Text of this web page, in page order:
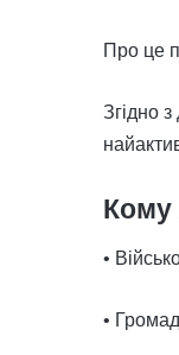
Про це
Згідно
Кому
•
•